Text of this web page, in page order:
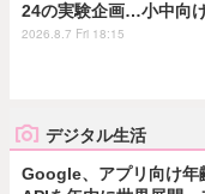
24の実験企画…小中向
2026.8.7 Fri 18:15
デジタル生活
Google、アプリ向け年